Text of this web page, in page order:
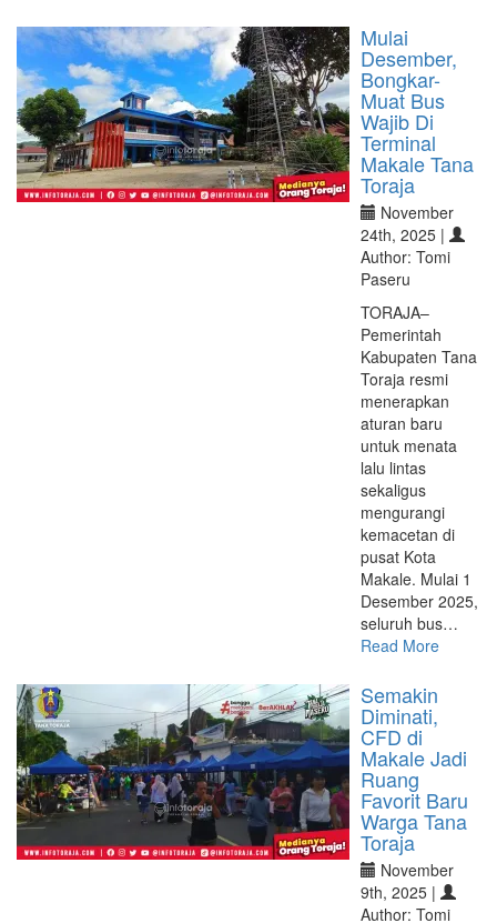
Mulai
Desember,
Bongkar-
Muat Bus
Wajib Di
Terminal
Makale Tana
Toraja
November
24th, 2025 |
Author: Tomi
Paseru
TORAJA–
Pemerintah
Kabupaten Tana
Toraja resmi
menerapkan
aturan baru
untuk menata
lalu lintas
sekaligus
mengurangi
kemacetan di
pusat Kota
Makale. Mulai 1
Desember 2025,
seluruh bus…
Read More
Semakin
Diminati,
CFD di
Makale Jadi
Ruang
Favorit Baru
Warga Tana
Toraja
November
9th, 2025 |
Author: Tomi